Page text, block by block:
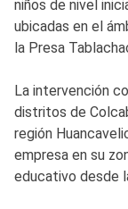
niños de nivel
ubicadas en el
la Presa
La intervención
distritos de
región
empresa en su
educativo desde